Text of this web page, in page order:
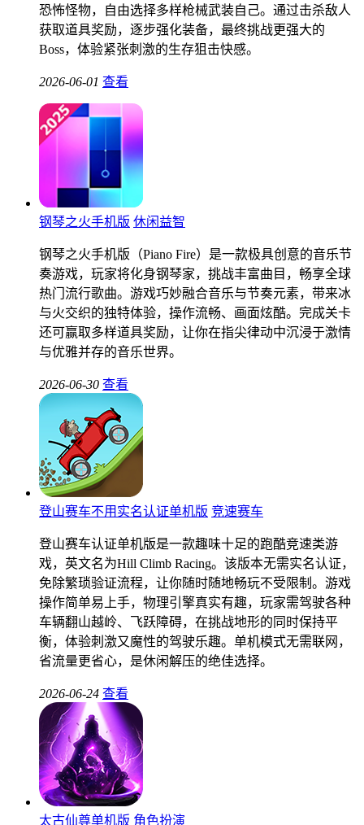
恐怖怪物，自由选择多样枪械武装自己。通过击杀敌人
获取道具奖励，逐步强化装备，最终挑战更强大的
Boss，体验紧张刺激的生存狙击快感。
2026-06-01 查看
钢琴之火手机版 休闲益智
钢琴之火手机版（Piano Fire）是一款极具创意的音乐节
奏游戏，玩家将化身钢琴家，挑战丰富曲目，畅享全球
热门流行歌曲。游戏巧妙融合音乐与节奏元素，带来冰
与火交织的独特体验，操作流畅、画面炫酷。完成关卡
还可赢取多样道具奖励，让你在指尖律动中沉浸于激情
与优雅并存的音乐世界。
2026-06-30 查看
登山赛车不用实名认证单机版 竞速赛车
登山赛车认证单机版是一款趣味十足的跑酷竞速类游
戏，英文名为Hill Climb Racing。该版本无需实名认证，
免除繁琐验证流程，让你随时随地畅玩不受限制。游戏
操作简单易上手，物理引擎真实有趣，玩家需驾驶各种
车辆翻山越岭、飞跃障碍，在挑战地形的同时保持平
衡，体验刺激又魔性的驾驶乐趣。单机模式无需联网，
省流量更省心，是休闲解压的绝佳选择。
2026-06-24 查看
太古仙尊单机版 角色扮演